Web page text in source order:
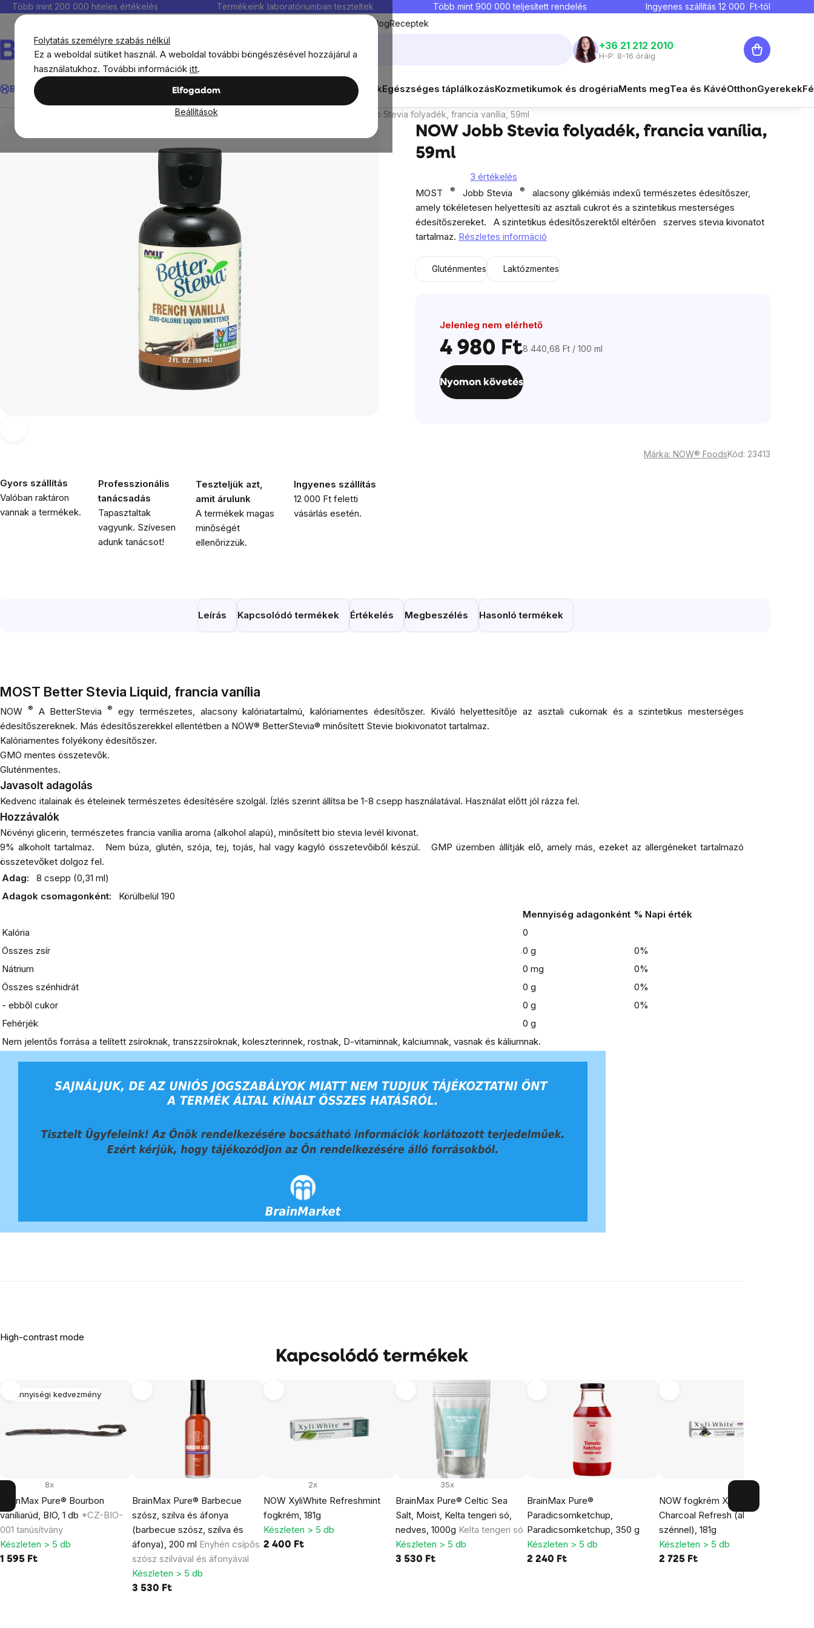
Folytatás személyre szabás nélkül
Ez a weboldal sütiket használ. A weboldal további böngészésével hozzájárul a
használatukhoz. További információk itt.
Elfogadom
Beállítások
Ugrás
tartalomhoz
Több mint 200 000 hiteles értékelés Termékeink laboratóriumban teszteltek Több mint 900 000 teljesített rendelés Ingyenes szállítás 12 000 Ft-tól
BlogReceptek
Keresés
+36 21 212 2010
H-P: 8-16 óráig
Kosár
BrainMax® KedvezményekÉtrendkiegészítők ÉlelmiszerekEgészséges táplálkozásKozmetikumok és drogériaMents megTea és KávéOtthonGyerekek
Ételízesítők Természetes édesítőszerek NOW Jobb Stevia folyadék, francia vanília, 59ml
NOW Jobb Stevia folyadék, francia vanília,
59ml
3 értékelés
Gyors szállítás
Valóban raktáron
vannak a termékek.
Professzionális
tanácsadás
Tapasztaltak
vagyunk. Szívesen
adunk tanácsot!
Teszteljük azt,
amit árulunk
A termékek magas
minőségét
ellenőrizzük.
Ingyenes szállítás
12 000 Ft feletti
vásárlás esetén.
MOST ® Jobb Stevia ®
alacsony glikémiás indexű természetes édesítőszer,
amely tökéletesen helyettesíti az asztali cukrot és a szintetikus mesterséges
édesítőszereket.
A szintetikus édesítőszerektől eltérően
szerves stevia kivonatot
tartalmaz. Részletes információ
Gluténmentes Laktózmentes
Jelenleg nem elérhető
4 980 FtEgységár:
8 440,68 Ft / 100 ml
Nyomon követés
Márka: NOW® FoodsKód: 23413
Leírás Kapcsolódó termékek Értékelés Megbeszélés Hasonló termékek
NOW Jobb Stevia folyadék, francia vanília, 59ml
Kapcsolódó termékek Hasonló termékek 8 440,68 Ft / 100 ml
Nyomon követés
MOST Better Stevia Liquid, francia vanília
NOW ® A BetterStevia®
egy természetes, alacsony kalóriatartalmú, kalóriamentes édesítőszer. Kiváló helyettesítője az asztali cukornak és a szintetikus mesterséges
édesítőszereknek. Más édesítőszerekkel ellentétben a NOW® BetterStevia® minősített Stevie biokivonatot tartalmaz.
Kalóriamentes folyékony édesítőszer.
GMO mentes összetevők.
Gluténmentes.
Javasolt adagolás
Kedvenc italainak és ételeinek természetes édesítésére szolgál. Ízlés szerint állítsa be 1-8 csepp használatával. Használat előtt jól rázza fel.
Hozzávalók
Növényi glicerin, természetes francia vanília aroma (alkohol alapú), minősített bio stevia levél kivonat.
9% alkoholt tartalmaz.
Nem búza, glutén, szója, tej, tojás, hal vagy kagyló összetevőiből készül.
GMP üzemben állítják elő, amely más, ezeket az allergéneket tartalmazó
összetevőket dolgoz fel.
Adag:
8 csepp (0,31 ml)
Adagok csomagonként:
Körülbelül 190
Mennyiség adagonként % Napi érték
Kalória
0
Összes zsír
0 g
0%
Nátrium
0 mg
0%
Összes szénhidrát
0 g
0%
- ebből cukor
0 g
0%
Fehérjék
0 g
Nem jelentős forrása a telített zsíroknak, transzzsíroknak, koleszterinnek, rostnak, D-vitaminnak, kalciumnak, vasnak és káliumnak.
High-contrast mode
Kapcsolódó termékek
Mennyiségi kedvezmény
BrainMax Pure® Bourbon
vaníliarúd, BIO, 1 db *CZ-BIO-
001 tanúsítvány
8x
Készleten > 5 db
1 595 Ft
BrainMax Pure® Barbecue
szósz, szilva és áfonya
(barbecue szósz, szilva és
áfonya), 200 ml Enyhén csípős
szósz szilvával és áfonyával
Készleten > 5 db
3 530 Ft
NOW XyliWhite Refreshmint
fogkrém, 181g
2x
Készleten > 5 db
2 400 Ft
BrainMax Pure® Celtic Sea
Salt, Moist, Kelta tengeri só,
nedves, 1000g Kelta tengeri só
35x
Készleten > 5 db
3 530 Ft
BrainMax Pure®
Paradicsomketchup,
Paradicsomketchup, 350 g
Készleten > 5 db
2 240 Ft
NOW fogkrém XyliWhite
Charcoal Refresh (aktív
szénnel), 181g
Készleten > 5 db
2 725 Ft